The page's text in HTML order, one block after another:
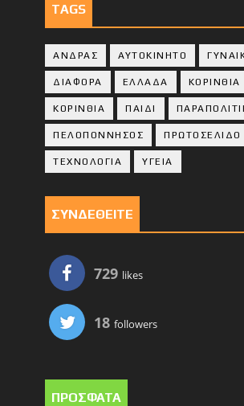
TAGS
ΑΝΔΡΑΣ ΑΥΤΟΚΙΝΗΤΟ
ΔΙΑΦΟΡΑ ΕΛΛΑΔΑ ΚΟΡΙΝΘΙΑ
ΚΟΡΙΝΘΙA ΠΑΙΔΙ
ΠΕΛΟΠΟΝΝΗΣΟΣ ΠΡΩΤΟΣΕΛΙΔΟ
ΤΕΧΝΟΛΟΓΙΑ ΥΓΕΙΑ
ΣΥΝΔΕΘΕΙΤΕ
729 likes
18 followers
ΠΡΟΣΦΑΤΑ